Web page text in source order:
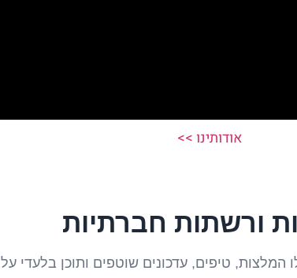
אודותינו >>
ורשתות חברתיות
טיפים, עדכונים שוטפים ותוכן בלעדי